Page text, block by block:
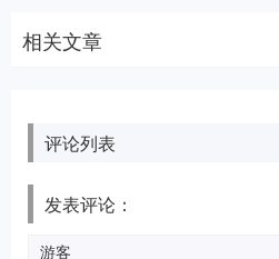
相关文章
评论列表
发表评论：